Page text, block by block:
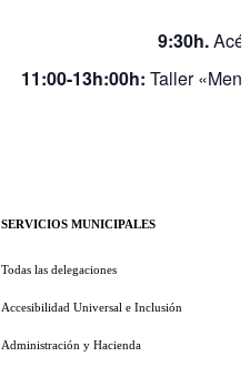
9:30h.
11:00-13h:00h: Taller
SERVICIOS MUNICIPALES
Todas las delegaciones
Accesibilidad Universal e Inclusión
Administración y Hacienda